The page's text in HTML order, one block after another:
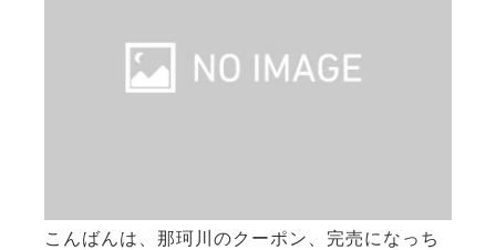
こんばんは、那珂川のクーポン、完売になっち